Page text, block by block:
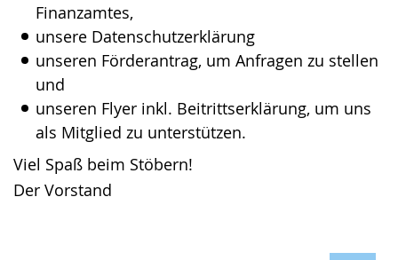
Finanzamtes,
unsere Datenschutzerklärung
unseren Förderantrag, um Anfragen zu stellen
und
unseren Flyer inkl. Beitrittserklärung, um uns
als Mitglied zu unterstützen.
Viel Spaß beim Stöbern!
Der Vorstand